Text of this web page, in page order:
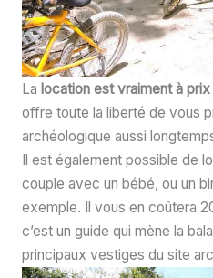
La location est vraiment à
offre toute la liberté de vous
archéologique aussi
Il est également possible de
couple avec un bébé, ou un
exemple. Il vous en coûtera
c’est un guide qui mène la
principaux vestiges du site